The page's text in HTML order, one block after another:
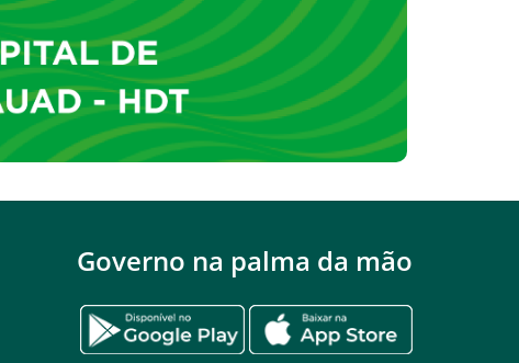
Governo na palma da mão